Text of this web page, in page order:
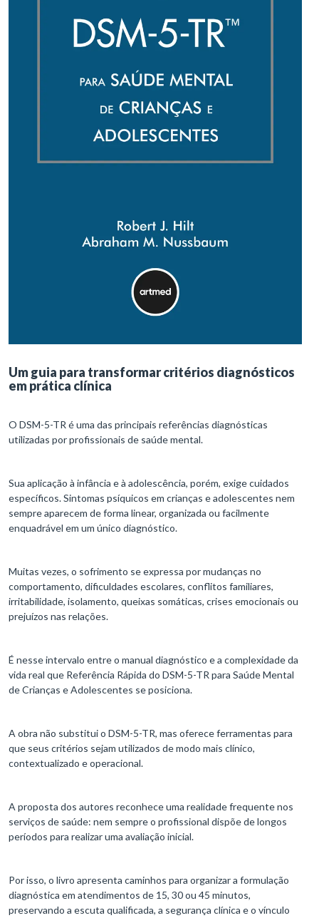
Um guia para transformar critérios diagnósticos
em prática clínica
O DSM-5-TR é uma das principais referências diagnósticas
utilizadas por profissionais de saúde mental.
Sua aplicação à infância e à adolescência, porém, exige cuidados
específicos. Sintomas psíquicos em crianças e adolescentes nem
sempre aparecem de forma linear, organizada ou facilmente
enquadrável em um único diagnóstico.
Muitas vezes, o sofrimento se expressa por mudanças no
comportamento, dificuldades escolares, conflitos familiares,
irritabilidade, isolamento, queixas somáticas, crises emocionais ou
prejuízos nas relações.
É nesse intervalo entre o manual diagnóstico e a complexidade da
vida real que Referência Rápida do DSM-5-TR para Saúde Mental
de Crianças e Adolescentes se posiciona.
A obra não substitui o DSM-5-TR, mas oferece ferramentas para
que seus critérios sejam utilizados de modo mais clínico,
contextualizado e operacional.
A proposta dos autores reconhece uma realidade frequente nos
serviços de saúde: nem sempre o profissional dispõe de longos
períodos para realizar uma avaliação inicial.
Por isso, o livro apresenta caminhos para organizar a formulação
diagnóstica em atendimentos de 15, 30 ou 45 minutos,
preservando a escuta qualificada, a segurança clínica e o vínculo